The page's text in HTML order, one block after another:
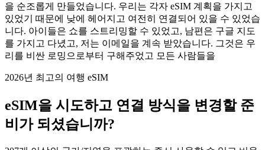
을 순조롭게 만들었습니다. 우리는 각자 eSIM 계획을 가지고
있었기 때문에 낮에 헤어지고 여전히 연결되어 있을 수 있었습
니다. 아이들은 쇼를 스트리밍할 수 있었고, 남편은 구글 지도
를 가지고 다녔고, 저는 이메일을 계속 받았습니다. 그것은 우
리를 비싼 로밍으로부터 구해주었고 모든 사람들을
2026년 최고의 여행 eSIM
eSIM을 시도하고 연결 방식을 변경할 준
비가 되셨습니까?